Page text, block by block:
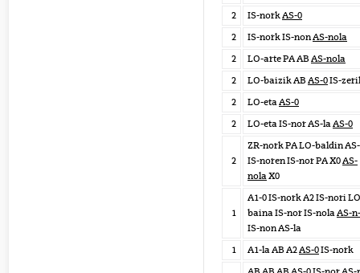
2
IS-norkAS-0
2
IS-nork IS-nonAS-nola
2
LO-arte PA AB AS-nola
2
LO-baizik AB AS-0IS-
2
LO-etaAS-0
2
LO-eta IS-nor AS-laAS-0
2
ZR-nork PA LO-baldin
IS-noren IS-nor PA X0AS-
nolaX0
1
A1-0 IS-nork A2 IS-nori
baina IS-nor IS-nolaAS-
IS-non AS-la
1
A1-la AB A2AS-0IS-nork